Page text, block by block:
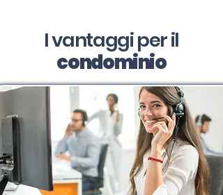
I vantaggi per il
condominio